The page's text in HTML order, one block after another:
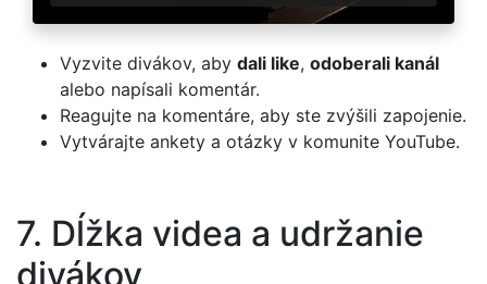
Vyzvite divákov, aby dali like, odoberali kanál
alebo napísali komentár.
Reagujte na komentáre, aby ste zvýšili zapojenie.
Vytvárajte ankety a otázky v komunite YouTube.
7. Dĺžka videa a udržanie
divákov